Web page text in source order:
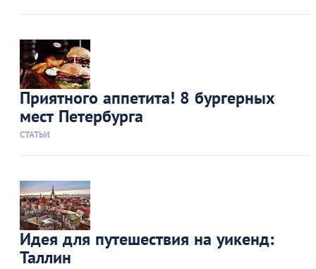
Приятного аппетита! 8 бургерных
мест Петербурга
СТАТЬИ
Идея для путешествия на уикенд:
Таллин